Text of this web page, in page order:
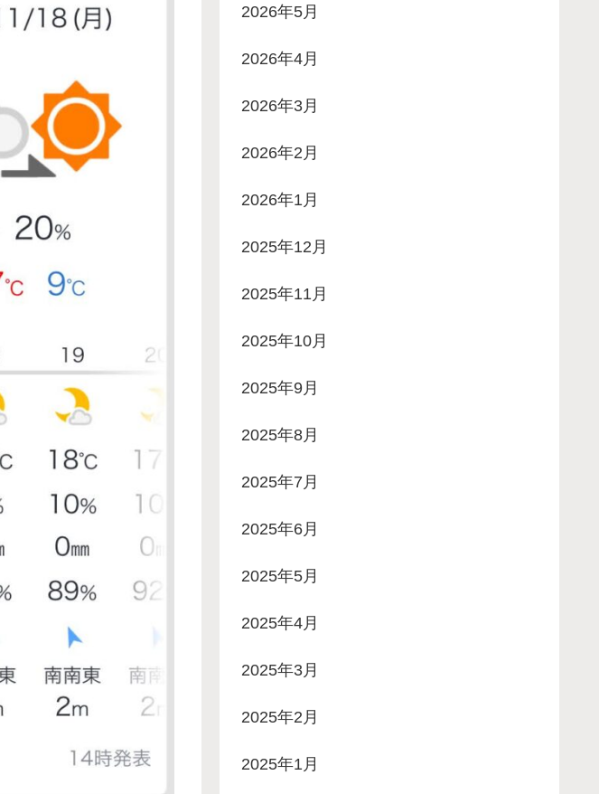
2026年5月
2026年4月
2026年3月
2026年2月
2026年1月
2025年12月
2025年11月
2025年10月
2025年9月
2025年8月
2025年7月
2025年6月
2025年5月
2025年4月
2025年3月
2025年2月
2025年1月